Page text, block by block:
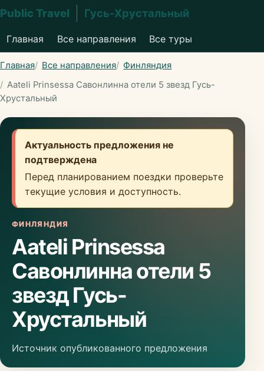
Public Travel Гусь-Хрустальный
Главная Все направления Все туры
Главная Все направления
Финляндия
Aateli Prinsessa Савонлинна отели 5 звезд Гусь-
Хрустальный
Актуальность предложения не
подтверждена
Перед планированием поездки проверьте
текущие условия и доступность.
ФИНЛЯНДИЯ
Aateli Prinsessa
Савонлинна отели 5
звезд Гусь-
Хрустальный
Источник опубликованного предложения